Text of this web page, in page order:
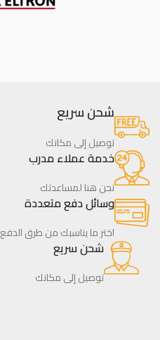
شحن سريع
توصيل إلى مكانك
خدمة عملاء مدرب
نحن هنا لمساعدتك
وسائل دفع متعددة
اختر ما يناسبك من طرق الدفع
شحن سريع
توصيل إلى مكانك